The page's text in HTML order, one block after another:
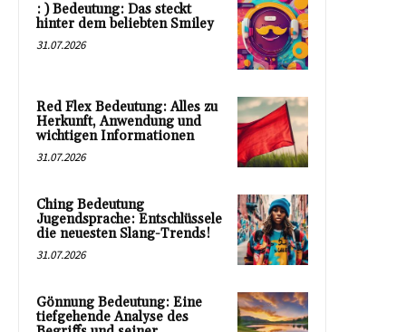
: ) Bedeutung: Das steckt
hinter dem beliebten Smiley
31.07.2026
Red Flex Bedeutung: Alles zu
Herkunft, Anwendung und
wichtigen Informationen
31.07.2026
Ching Bedeutung
Jugendsprache: Entschlüssele
die neuesten Slang-Trends!
31.07.2026
Gönnung Bedeutung: Eine
tiefgehende Analyse des